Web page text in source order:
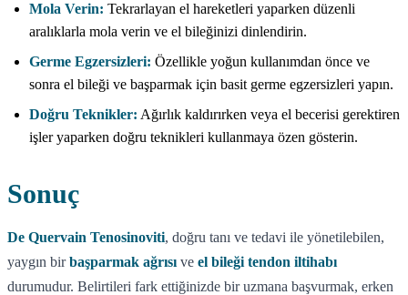
Mola Verin: Tekrarlayan el hareketleri yaparken düzenli
aralıklarla mola verin ve el bileğinizi dinlendirin.
Germe Egzersizleri: Özellikle yoğun kullanımdan önce ve
sonra el bileği ve başparmak için basit germe egzersizleri yapın.
Doğru Teknikler: Ağırlık kaldırırken veya el becerisi gerektiren
işler yaparken doğru teknikleri kullanmaya özen gösterin.
Sonuç
De Quervain Tenosinoviti, doğru tanı ve tedavi ile yönetilebilen,
yaygın birbaşparmak ağrısı ve el bileği tendon iltihabı
durumudur. Belirtileri fark ettiğinizde bir uzmana başvurmak, erken